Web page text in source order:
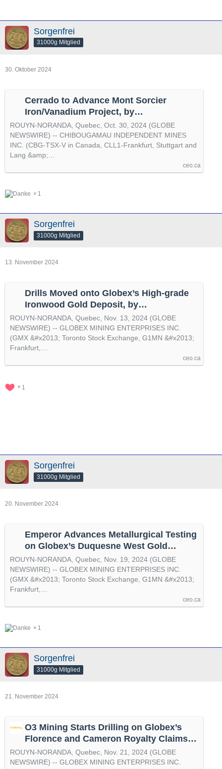
Sorgenfrei
31000g Mitglied
30. Oktober 2024
Cerrado to Advance Mont Sorcier
Iron/Vanadium Project, by
@GlobeNewswire
ROUYN-NORANDA, Quebec, Oct. 30, 2024 (GLOBE
NEWSWIRE) -- CHIBOUGAMAU INDEPENDENT MINES
INC. (CBG-TSX-V in Canada, CLL1-Frankfurt, Stuttgart and
Lang &amp;…
ceo.ca
1
Sorgenfrei
31000g Mitglied
13. November 2024
Drills Moved onto Globex’s High-grade
Ironwood Gold Deposit, by
@GlobeNewswire
ROUYN-NORANDA, Quebec, Nov. 13, 2024 (GLOBE
NEWSWIRE) -- GLOBEX MINING ENTERPRISES INC.
(GMX &#x2013; Toronto Stock Exchange, G1MN &#x2013;
Frankfurt,…
ceo.ca
1
Sorgenfrei
31000g Mitglied
20. November 2024
Emperor Advances Metallurgical Testing
on Globex’s Duquesne West Gold
Property, by @GlobeNewswire
ROUYN-NORANDA, Quebec, Nov. 19, 2024 (GLOBE
NEWSWIRE) -- GLOBEX MINING ENTERPRISES INC.
(GMX &#x2013; Toronto Stock Exchange, G1MN &#x2013;
Frankfurt,…
ceo.ca
1
Sorgenfrei
31000g Mitglied
21. November 2024
O3 Mining Starts Drilling on Globex’s
Florence and Cameron Royalty Claims,
by @GlobeNewswire
ROUYN-NORANDA, Quebec, Nov. 21, 2024 (GLOBE
NEWSWIRE) -- GLOBEX MINING ENTERPRISES INC.